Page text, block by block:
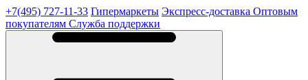
+7(495) 727-11-33 Гипермаркеты Экспресс-доставка Оптовым
покупателям Служба поддержки